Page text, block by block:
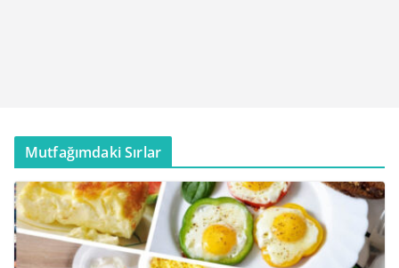
Mutfağımdaki Sırlar